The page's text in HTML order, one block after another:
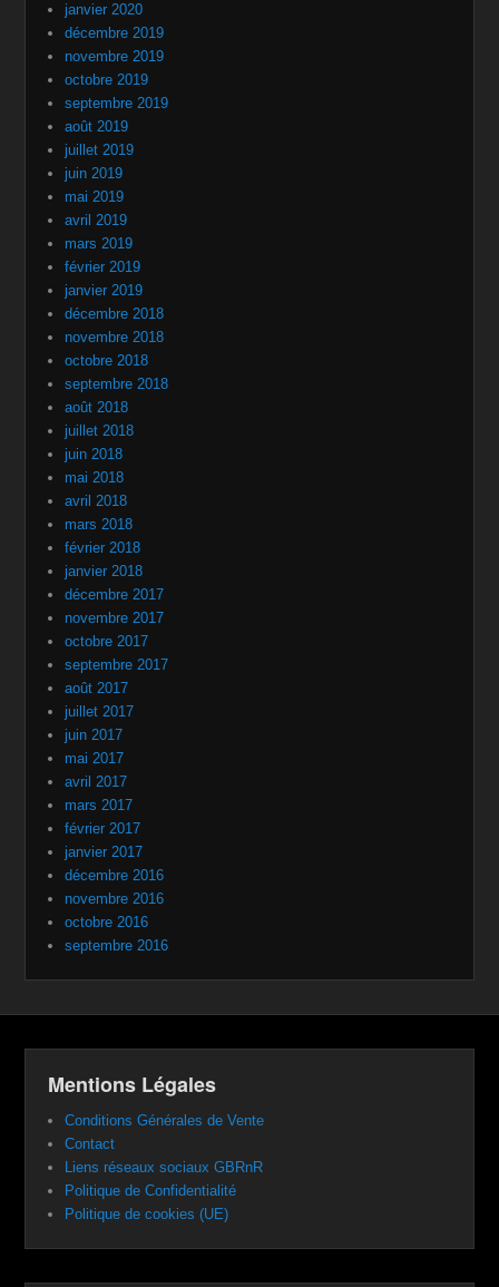
janvier 2020
décembre 2019
novembre 2019
octobre 2019
septembre 2019
août 2019
juillet 2019
juin 2019
mai 2019
avril 2019
mars 2019
février 2019
janvier 2019
décembre 2018
novembre 2018
octobre 2018
septembre 2018
août 2018
juillet 2018
juin 2018
mai 2018
avril 2018
mars 2018
février 2018
janvier 2018
décembre 2017
novembre 2017
octobre 2017
septembre 2017
août 2017
juillet 2017
juin 2017
mai 2017
avril 2017
mars 2017
février 2017
janvier 2017
décembre 2016
novembre 2016
octobre 2016
septembre 2016
Mentions Légales
Conditions Générales de Vente
Contact
Liens réseaux sociaux GBRnR
Politique de Confidentialité
Politique de cookies (UE)